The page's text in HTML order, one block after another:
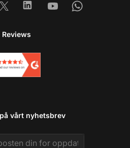
X LinkedinYoutubeWhatsapp
Reviews
vårt nyhetsbrev